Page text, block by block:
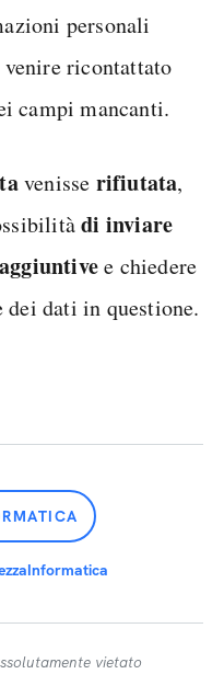
personali
venire ricontattato
campi mancanti.
venisse rifiutata,
di inviare
e chiedere
dei dati in questione.
vietato